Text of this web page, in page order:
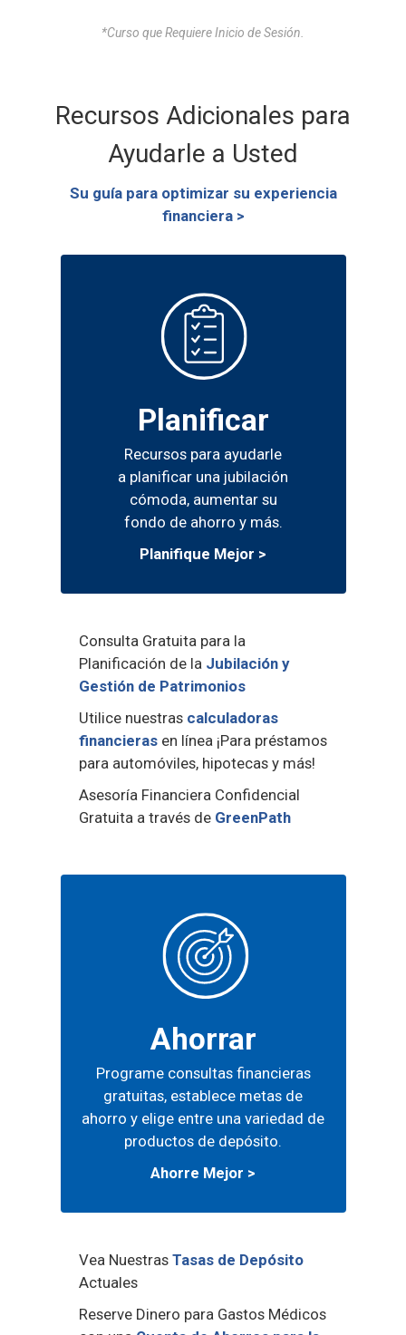
*Curso que Requiere Inicio de Sesión.
Recursos Adicionales para
Ayudarle a Usted
Su guía para optimizar su experiencia
financiera >
Planificar
Recursos para ayudarle
a planificar una jubilación
cómoda, aumentar su
fondo de ahorro y más.
Planifique Mejor >
Consulta Gratuita para la
Planificación de la Jubilación y
Gestión de Patrimonios
Utilice nuestras calculadoras
financierasen línea ¡Para préstamos
para automóviles, hipotecas y más!
Asesoría Financiera Confidencial
Gratuita a través de GreenPath
Ahorrar
Programe consultas financieras
gratuitas, establece metas de
ahorro y elige entre una variedad de
productos de depósito.
Ahorre Mejor >
Vea Nuestras Tasas de Depósito
Actuales
Reserve Dinero para Gastos Médicos